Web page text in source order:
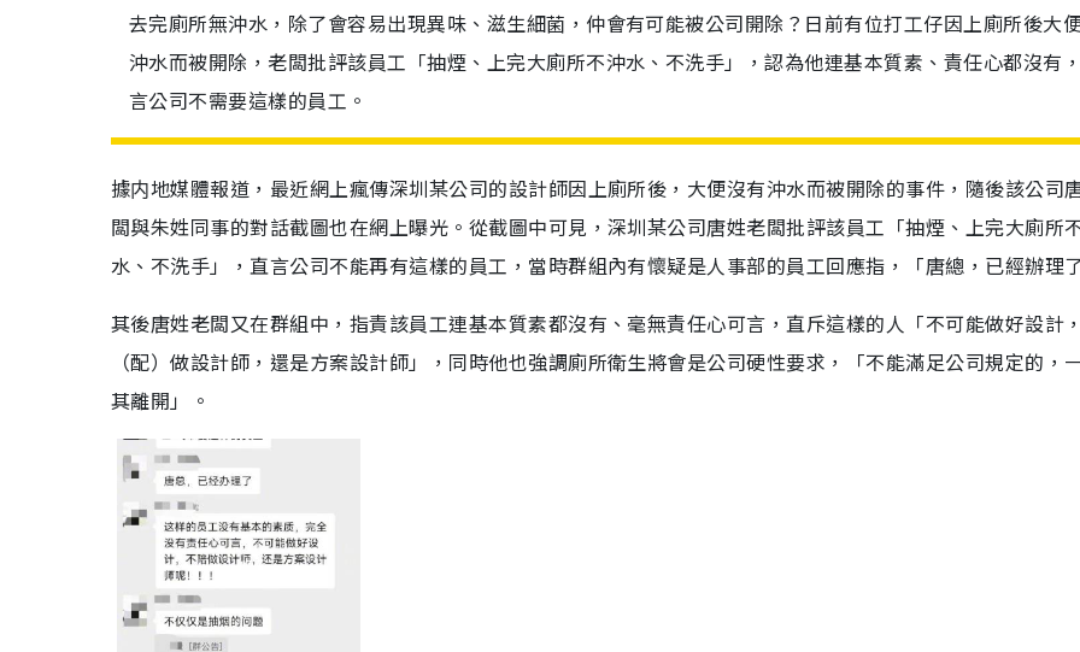
去完廁所無沖水，除了會容易出現異味、滋生細菌，仲會有可能被公司開除？日前有位打工仔因上廁所後大
沖水而被開除，老闆批評該員工「抽煙、上完大廁所不沖水、不洗手」，認為他連基本質素、責任心都沒有
言公司不需要這樣的員工。
據内地媒體報道，最近網上瘋傳深圳某公司的設計師因上廁所後，大便沒有沖水而被開除的事件，隨後該公司
闆與朱姓同事的對話截圖也在網上曝光。從截圖中可見，深圳某公司唐姓老闆批評該員工「抽煙、上完大廁所
水、不洗手」，直言公司不能再有這樣的員工，當時群組內有懷疑是人事部的員工回應指，「唐總，已經辦理
其後唐姓老闆又在群組中，指責該員工連基本質素都沒有、毫無責任心可言，直斥這樣的人「不可能做好設計
（配）做設計師，還是方案設計師」，同時他也強調廁所衛生將會是公司硬性要求，「不能滿足公司規定的，
其離開」。